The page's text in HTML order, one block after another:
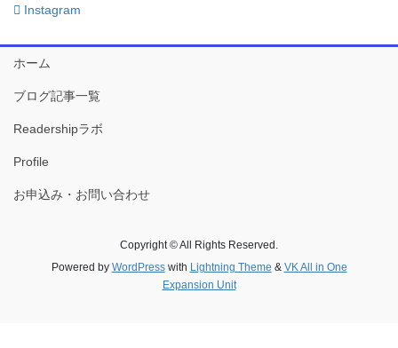
Instagram
ホーム
ブログ記事一覧
Readershipラボ
Profile
お申込み・お問い合わせ
Copyright © All Rights Reserved.
Powered by WordPresswith Lightning Theme & VK All in One
Expansion Unit